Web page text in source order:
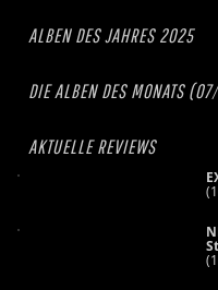
ALBEN DES JAHRES 2025
DIE ALBEN DES MONATS
AKTUELLE REVIEWS